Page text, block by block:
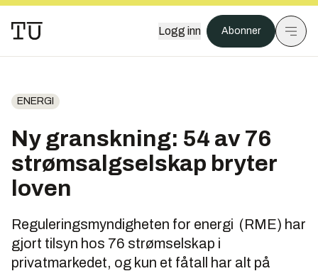
Logg inn Abonner
ENERGI
Ny granskning: 54 av 76
strømsalgselskap bryter
loven
Reguleringsmyndigheten for energi (RME) har
gjort tilsyn hos 76 strømselskap i
privatmarkedet, og kun et fåtall har alt på